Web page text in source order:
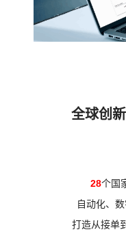
全球创
28个国
自动化、
打造从接单